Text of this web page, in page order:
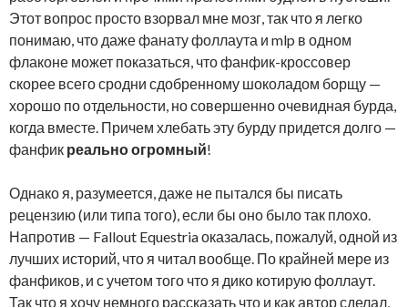
Этот вопрос просто взорвал мне мозг, так что я легко
понимаю, что даже фанату фоллаута и mlp в одном
флаконе может показаться, что фанфик-кроссовер
скорее всего сродни сдобренному шоколадом борщу —
хорошо по отдельности, но совершенно очевидная бурда,
когда вместе. Причем хлебать эту бурду придется долго —
фанфик реально огромный!
Однако я, разумеется, даже не пытался бы писать
рецензию (или типа того), если бы оно было так плохо.
Напротив — Fallout Equestria оказалась, пожалуй, одной из
лучших историй, что я читал вообще. По крайней мере из
фанфиков, и с учетом того что я дико котирую фоллаут.
Так что я хочу немного рассказать что и как автор сделал,